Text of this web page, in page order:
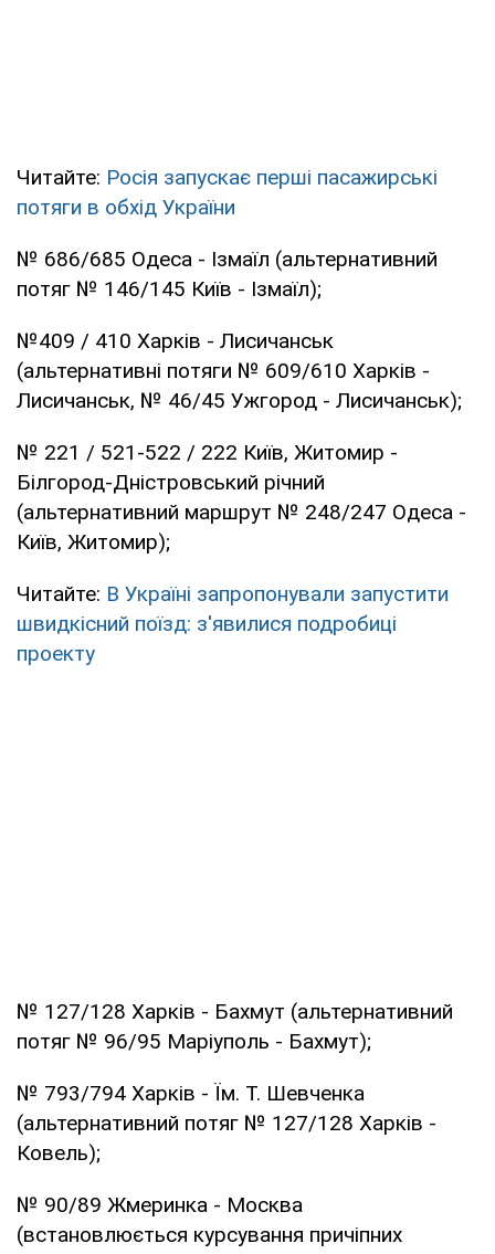
Читайте: Росія запускає перші пасажирські
потяги в обхід України
№ 686/685 Одеса - Ізмаїл (альтернативний
потяг № 146/145 Київ - Ізмаїл);
№409 / 410 Харків - Лисичанськ
(альтернативні потяги № 609/610 Харків -
Лисичанськ, № 46/45 Ужгород - Лисичанськ);
№ 221 / 521-522 / 222 Київ, Житомир -
Білгород-Дністровський річний
(альтернативний маршрут № 248/247 Одеса -
Київ, Житомир);
Читайте: В Україні запропонували запустити
швидкісний поїзд: з'явилися подробиці
проекту
№ 127/128 Харків - Бахмут (альтернативний
потяг № 96/95 Маріуполь - Бахмут);
№ 793/794 Харків - Їм. Т. Шевченка
(альтернативний потяг № 127/128 Харків -
Ковель);
№ 90/89 Жмеринка - Москва
(встановлюється курсування причіпних